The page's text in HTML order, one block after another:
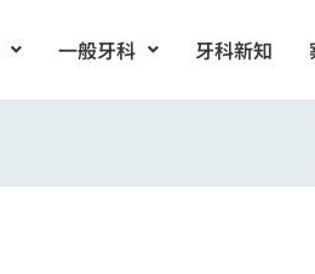
一般牙科 牙科新知